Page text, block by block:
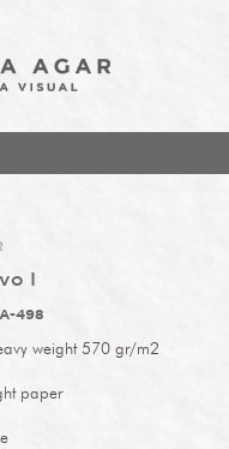
I
498
weight 570 gr/m2
paper